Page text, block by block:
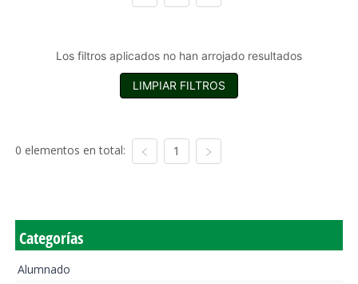
Los filtros aplicados no han arrojado resultados
LIMPIAR FILTROS
0 elementos en total: 1
Categorías
Alumnado